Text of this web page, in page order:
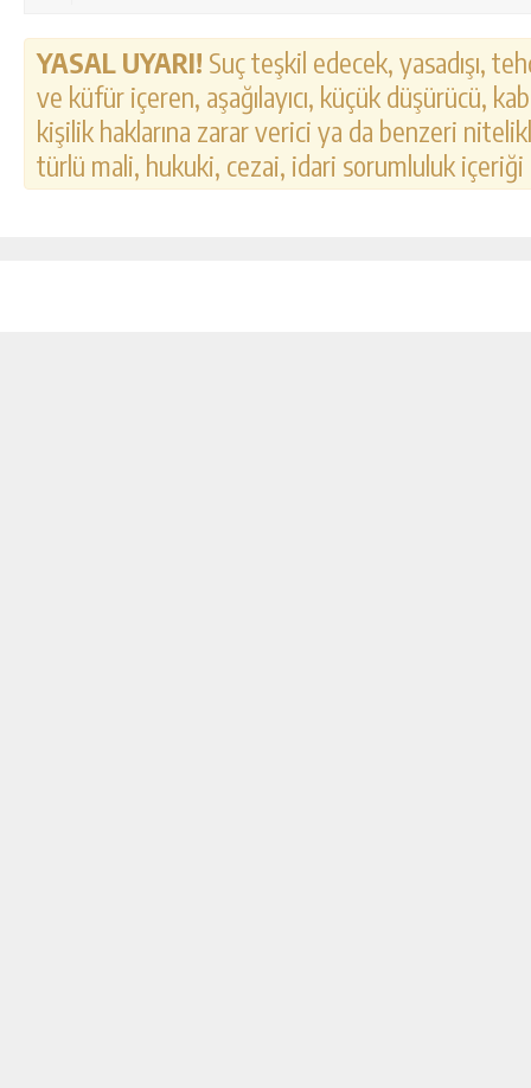
YASAL UYARI! Suç teşkil edecek, yasadışı,
ve küfür içeren, aşağılayıcı, küçük düşürücü,
kişilik haklarına zarar verici ya da benzeri
türlü mali, hukuki, cezai, idari sorumluluk